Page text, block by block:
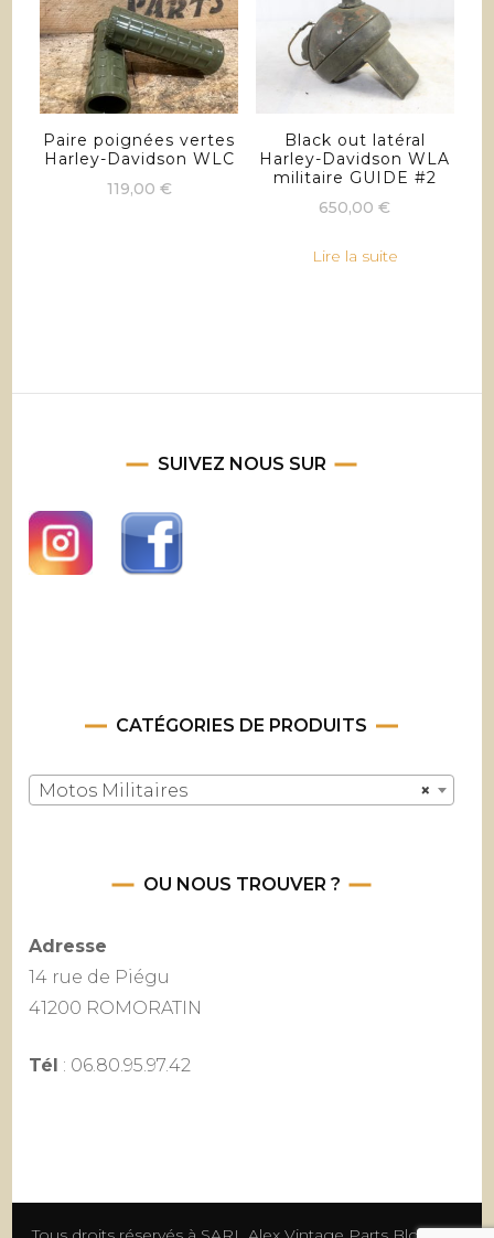
Paire poignées vertes
Harley-Davidson WLC
119,00 €
Black out latéral
Harley-Davidson WLA
militaire GUIDE #2
650,00€
Lire la suite
SUIVEZ NOUS SUR
CATÉGORIES DE PRODUITS
×
Motos Militaires
OU NOUS TROUVER ?
Adresse
14 rue de Piégu
41200 ROMORATIN
Tél : 06.80.95.97.42